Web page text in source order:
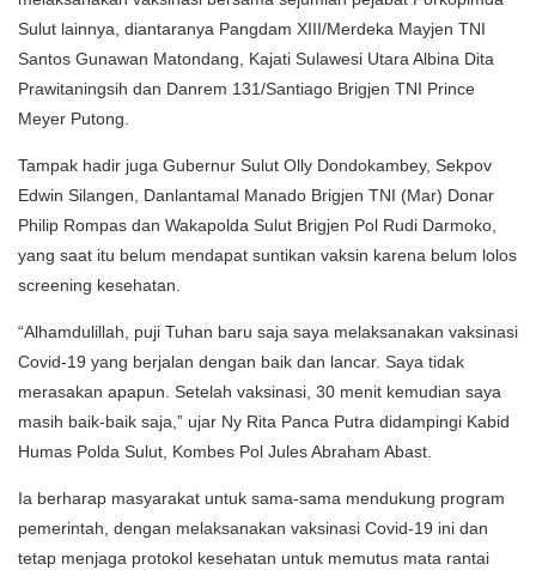
Sulut lainnya, diantaranya Pangdam XIII/Merdeka Mayjen TNI
Santos Gunawan Matondang, Kajati Sulawesi Utara Albina Dita
Prawitaningsih dan Danrem 131/Santiago Brigjen TNI Prince
Meyer Putong.
Tampak hadir juga Gubernur Sulut Olly Dondokambey, Sekpov
Edwin Silangen, Danlantamal Manado Brigjen TNI (Mar) Donar
Philip Rompas dan Wakapolda Sulut Brigjen Pol Rudi Darmoko,
yang saat itu belum mendapat suntikan vaksin karena belum lolos
screening kesehatan.
“Alhamdulillah, puji Tuhan baru saja saya melaksanakan vaksinasi
Covid-19 yang berjalan dengan baik dan lancar. Saya tidak
merasakan apapun. Setelah vaksinasi, 30 menit kemudian saya
masih baik-baik saja,” ujar Ny Rita Panca Putra didampingi Kabid
Humas Polda Sulut, Kombes Pol Jules Abraham Abast.
Ia berharap masyarakat untuk sama-sama mendukung program
pemerintah, dengan melaksanakan vaksinasi Covid-19 ini dan
tetap menjaga protokol kesehatan untuk memutus mata rantai